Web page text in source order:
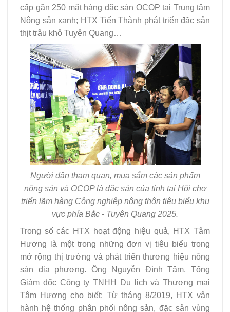
cấp gần 250 mặt hàng đặc sản OCOP tại Trung tâm
Nông sản xanh; HTX Tiến Thành phát triển đặc sản
thịt trâu khô Tuyên Quang…
Người dân tham quan, mua sắm các sản phẩm
nông sản và OCOP là đặc sản của tỉnh tại Hội chợ
triển lãm hàng Công nghiệp nông thôn tiêu biểu khu
vực phía Bắc - Tuyên Quang 2025.
Trong số các HTX hoạt động hiệu quả, HTX Tâm
Hương là một trong những đơn vị tiêu biểu trong
mở rộng thị trường và phát triển thương hiệu nông
sản địa phương. Ông Nguyễn Đình Tâm, Tổng
Giám đốc Công ty TNHH Du lịch và Thương mại
Tâm Hương cho biết: Từ tháng 8/2019, HTX vận
hành hệ thống phân phối nông sản, đặc sản vùng